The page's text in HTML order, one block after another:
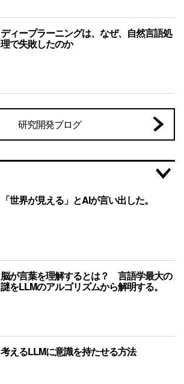
ディープラーニングは、なぜ、自然言語処
理で失敗したのか
研究開発ブログ
「世界が見える」とAIが言い出した。
脳が言葉を理解するとは？ 言語学最大の
謎をLLMのアルゴリズムから解明する。
考えるLLMに意識を持たせる方法